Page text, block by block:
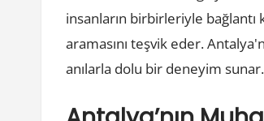
insanların birbirleriyle
aramasını teşvik eder.
anılarla dolu bir deneyim sunar.